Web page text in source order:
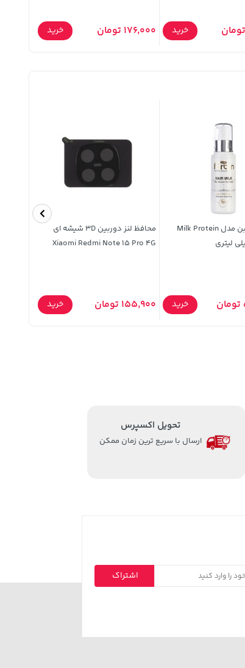
خرید 176,000 تومان خرید
شیر مو فاربن مدل Milk Protein
خرید
محافظ لنز دوربین 3D شیشه ای
Xiaomi Redmi Note 15 Pro 4G
155,900 تومان خرید
تحویل اکسپرس
ارسال با سریع ترین زمان ممکن
اشتراک